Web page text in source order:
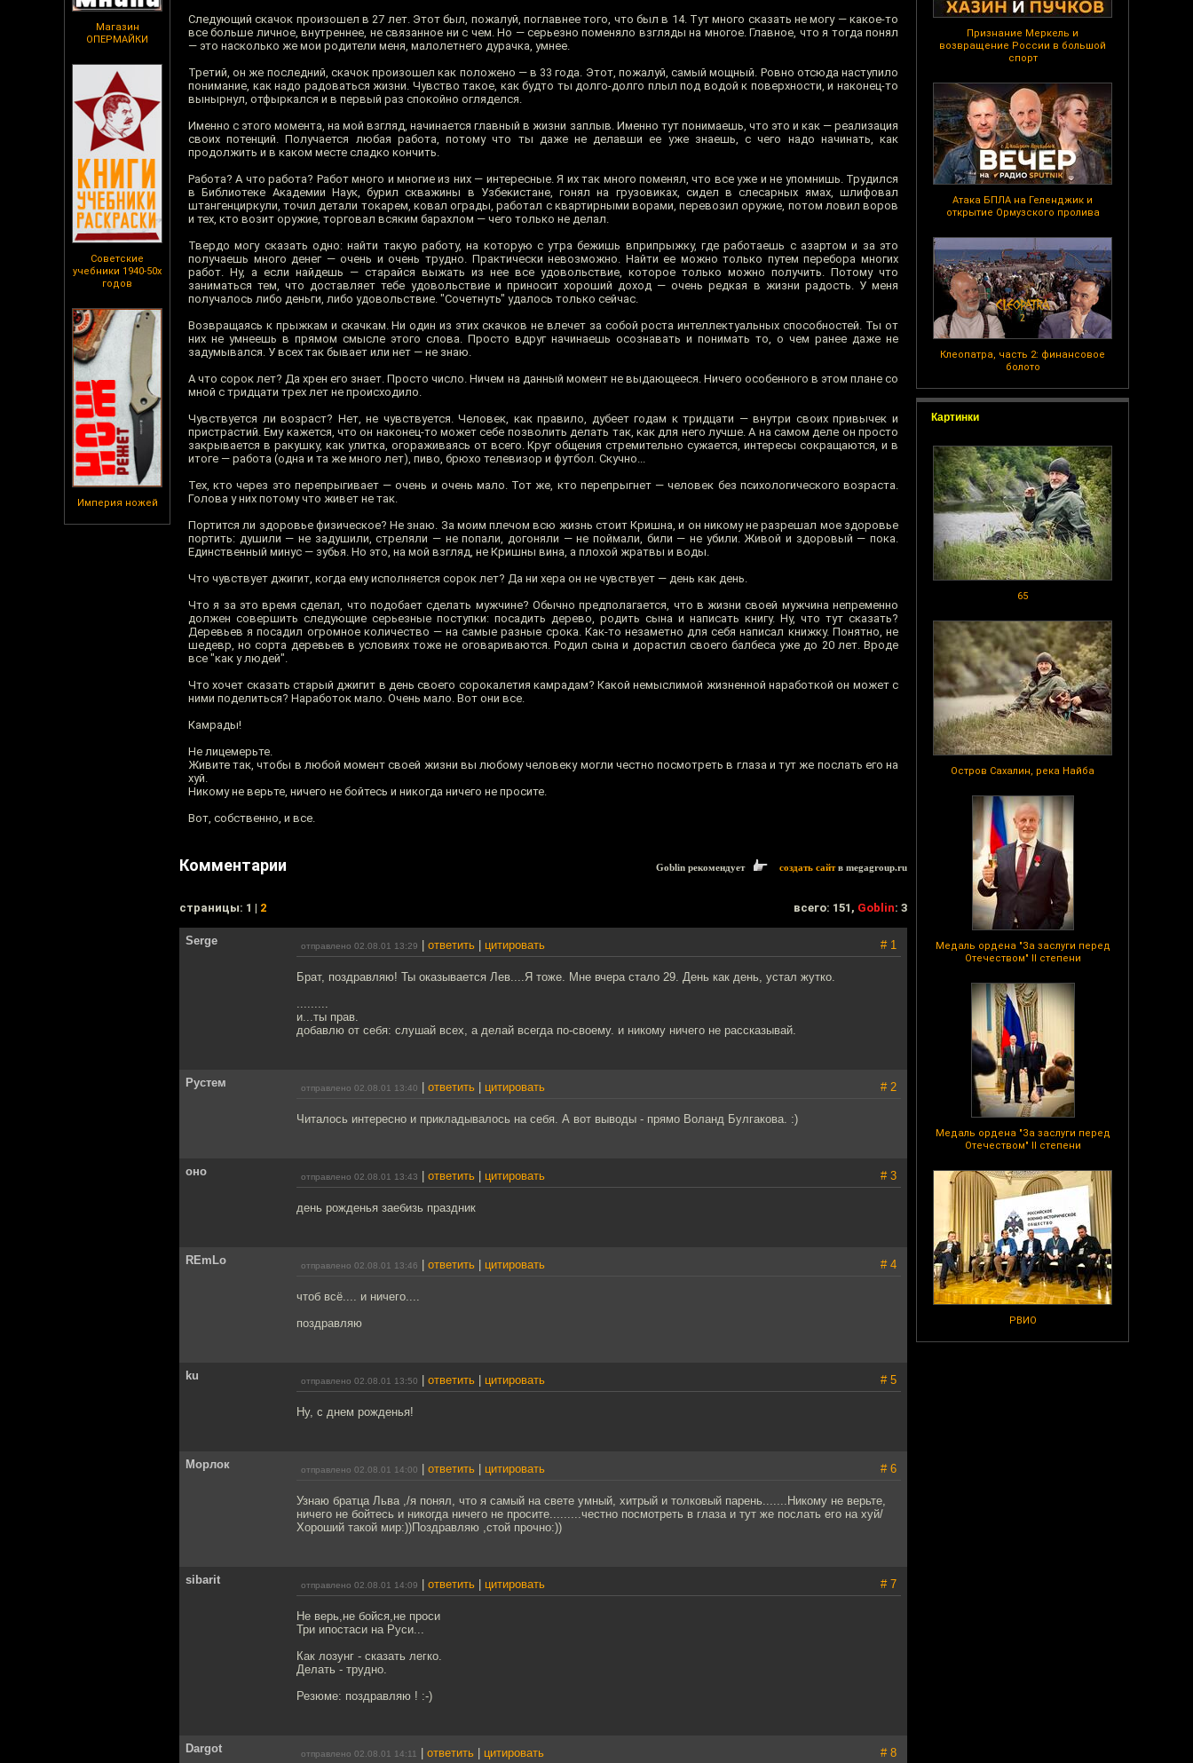
Магазин
ОПЕРМАЙКИ
Советские
учебники 1940-50х
годов
Империя ножей
Признание Меркель и
возвращение России в большой
спорт
Атака БПЛА на Геленджик и
открытие Ормузского пролива
Клеопатра, часть 2: финансовое
болото
Картинки
65
Остров Сахалин, река Найба
Медаль ордена "За заслуги перед
Отечеством" II степени
Медаль ордена "За заслуги перед
Отечеством" II степени
РВИО
Следующий скачок произошел в 27 лет. Этот был, пожалуй, поглавнее того, что был в 14. Тут много сказать не могу — какое-то
все больше личное, внутреннее, не связанное ни с чем. Но — серьезно поменяло взгляды на многое. Главное, что я тогда понял
— это насколько же мои родители меня, малолетнего дурачка, умнее.
Третий, он же последний, скачок произошел как положено — в 33 года. Этот, пожалуй, самый мощный. Ровно отсюда наступило
понимание, как надо радоваться жизни. Чувство такое, как будто ты долго-долго плыл под водой к поверхности, и наконец-то
вынырнул, отфыркался и в первый раз спокойно огляделся.
Именно с этого момента, на мой взгляд, начинается главный в жизни заплыв. Именно тут понимаешь, что это и как — реализация
своих потенций. Получается любая работа, потому что ты даже не делавши ее уже знаешь, с чего надо начинать, как
продолжить и в каком месте сладко кончить.
Работа? А что работа? Работ много и многие из них — интересные. Я их так много поменял, что все уже и не упомнишь. Трудился
в Библиотеке Академии Наук, бурил скважины в Узбекистане, гонял на грузовиках, сидел в слесарных ямах, шлифовал
штангенциркули, точил детали токарем, ковал ограды, работал с квартирными ворами, перевозил оружие, потом ловил воров
и тех, кто возит оружие, торговал всяким барахлом — чего только не делал.
Твердо могу сказать одно: найти такую работу, на которую с утра бежишь вприпрыжку, где работаешь с азартом и за это
получаешь много денег — очень и очень трудно. Практически невозможно. Найти ее можно только путем перебора многих
работ. Ну, а если найдешь — старайся выжать из нее все удовольствие, которое только можно получить. Потому что
заниматься тем, что доставляет тебе удовольствие и приносит хороший доход — очень редкая в жизни радость. У меня
получалось либо деньги, либо удовольствие. "Сочетнуть" удалось только сейчас.
Возвращаясь к прыжкам и скачкам. Ни один из этих скачков не влечет за собой роста интеллектуальных способностей. Ты от
них не умнеешь в прямом смысле этого слова. Просто вдруг начинаешь осознавать и понимать то, о чем ранее даже не
задумывался. У всех так бывает или нет — не знаю.
А что сорок лет? Да хрен его знает. Просто число. Ничем на данный момент не выдающееся. Ничего особенного в этом плане со
мной с тридцати трех лет не происходило.
Чувствуется ли возраст? Нет, не чувствуется. Человек, как правило, дубеет годам к тридцати — внутри своих привычек и
пристрастий. Ему кажется, что он наконец-то может себе позволить делать так, как для него лучше. А на самом деле он просто
закрывается в ракушку, как улитка, огораживаясь от всего. Круг общения стремительно сужается, интересы сокращаются, и в
итоге — работа (одна и та же много лет), пиво, брюхо телевизор и футбол. Скучно...
Тех, кто через это перепрыгивает — очень и очень мало. Тот же, кто перепрыгнет — человек без психологического возраста.
Голова у них потому что живет не так.
Портится ли здоровье физическое? Не знаю. За моим плечом всю жизнь стоит Кришна, и он никому не разрешал мое здоровье
портить: душили — не задушили, стреляли — не попали, догоняли — не поймали, били — не убили. Живой и здоровый — пока.
Единственный минус — зубья. Но это, на мой взгляд, не Кришны вина, а плохой жратвы и воды.
Что чувствует джигит, когда ему исполняется сорок лет? Да ни хера он не чувствует — день как день.
Что я за это время сделал, что подобает сделать мужчине? Обычно предполагается, что в жизни своей мужчина непременно
должен совершить следующие серьезные поступки: посадить дерево, родить сына и написать книгу. Ну, что тут сказать?
Деревьев я посадил огромное количество — на самые разные срока. Как-то незаметно для себя написал книжку. Понятно, не
шедевр, но сорта деревьев в условиях тоже не оговариваются. Родил сына и дорастил своего балбеса уже до 20 лет. Вроде
все "как у людей".
Что хочет сказать старый джигит в день своего сорокалетия камрадам? Какой немыслимой жизненной наработкой он может с
ними поделиться? Наработок мало. Очень мало. Вот они все.
Камрады!
Не лицемерьте.
Живите так, чтобы в любой момент своей жизни вы любому человеку могли честно посмотреть в глаза и тут же послать его на
хуй.
Никому не верьте, ничего не бойтесь и никогда ничего не просите.
Вот, собственно, и все.
Комментарии Goblin рекомендует создать сайтв megagroup.ru
cтраницы: 1 | 2 всего: 151, Goblin: 3
Serge отправлено 02.08.01 13:29 ответить цитировать # 1
Брат, поздравляю! Ты оказывается Лев....Я тоже. Мне вчера стало 29. День как день, устал жутко.
.........
и...ты прав.
добавлю от себя: слушай всех, а делай всегда по-своему. и никому ничего не рассказывай.
Рустем отправлено 02.08.01 13:40 ответить цитировать # 2
Читалось интересно и прикладывалось на себя. А вот выводы - прямо Воланд Булгакова. :)
оно отправлено 02.08.01 13:43 ответить цитировать # 3
день рожденья заебизь праздник
REmLo отправлено 02.08.01 13:46 ответить цитировать # 4
чтоб всё.... и ничего....
поздравляю
ku отправлено 02.08.01 13:50 ответить цитировать # 5
Ну, с днем рожденья!
Морлок отправлено 02.08.01 14:00 ответить цитировать # 6
Узнаю братца Льва ,/я понял, что я самый на свете умный, хитрый и толковый парень.......Никому не верьте,
ничего не бойтесь и никогда ничего не просите.........честно посмотреть в глаза и тут же послать его на хуй/
Хороший такой мир:))Поздравляю ,стой прочно:))
sibarit отправлено 02.08.01 14:09 ответить цитировать # 7
Не верь,не бойся,не проси
Три ипостаси на Руси...
Как лозунг - сказать легко.
Делать - трудно.
Резюме: поздравляю ! :-)
Dargot отправлено 02.08.01 14:11 ответить цитировать # 8